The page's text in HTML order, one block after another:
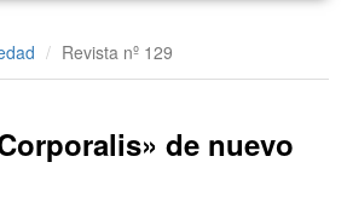
Revista nº 129
de nuevo